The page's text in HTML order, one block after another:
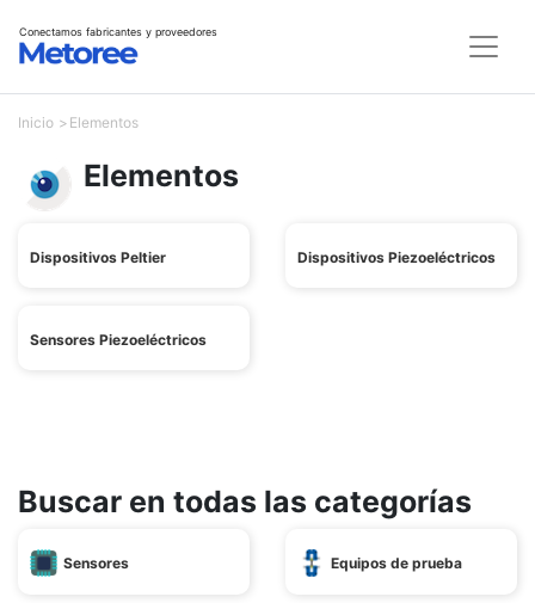
Conectamos fabricantes y proveedores
Inicio Elementos
Elementos
Dispositivos Peltier Dispositivos Piezoeléctricos
Sensores Piezoeléctricos
Buscar en todas las categorías
Sensores Equipos de prueba